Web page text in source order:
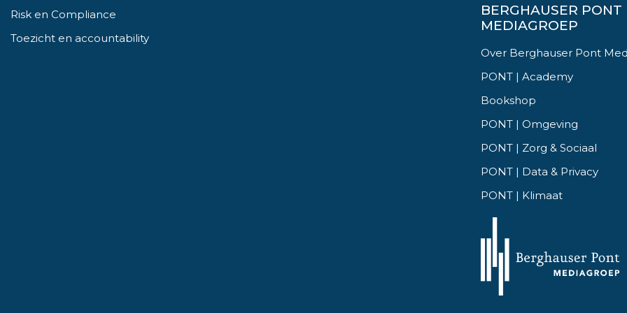
Risk en Compliance
Toezicht en accountability
BERGHAUSER PONT
MEDIAGROEP
Over Berghauser Pont
PONT | Academy
Bookshop
PONT | Omgeving
PONT | Zorg & Sociaal
PONT | Data & Privacy
PONT | Klimaat